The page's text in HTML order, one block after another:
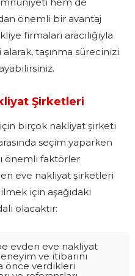
önemli bir avantaj
firmaları aracılığıyla
alarak, taşınma sürecinizi
Şirketleri
birçok nakliyat şirketi
seçim yaparken
önemli faktörler
eve nakliyat şirketleri
için aşağıdaki
olacaktır:
evden eve nakliyat
ve itibarını
önce verdikleri